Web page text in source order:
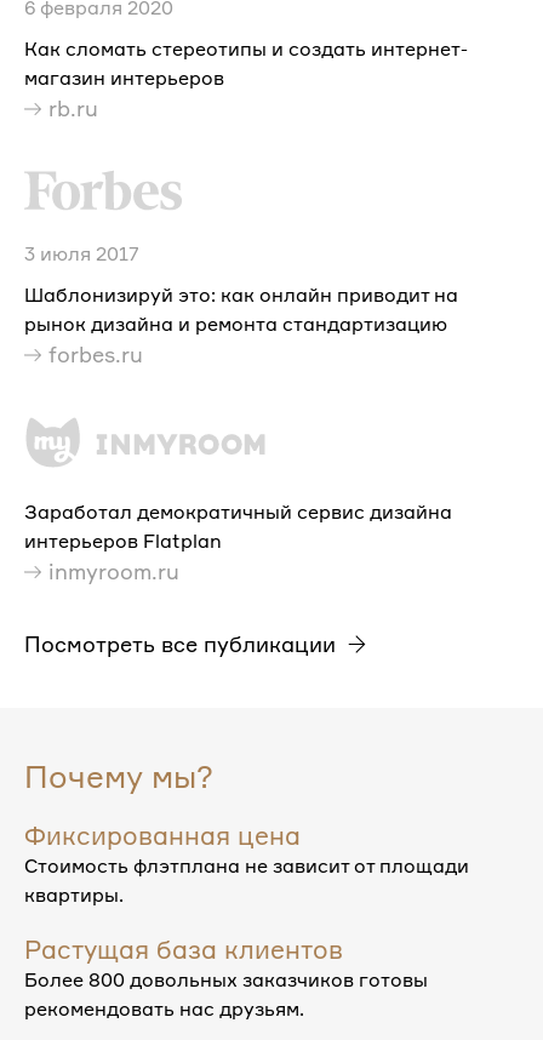
6 февраля 2020
Как сломать стереотипы и создать интернет-
магазин интерьеров
rb.ru
3 июля 2017
Шаблонизируй это: как онлайн приводит на
рынок дизайна и ремонта стандартизацию
forbes.ru
Заработал демократичный сервис дизайна
интерьеров Flatplan
inmyroom.ru
Посмотреть все публикации
Почему мы?
Фиксированная цена
Стоимость флэтплана не зависит от площади
квартиры.
Растущая база клиентов
Более 800 довольных заказчиков готовы
рекомендовать нас друзьям.